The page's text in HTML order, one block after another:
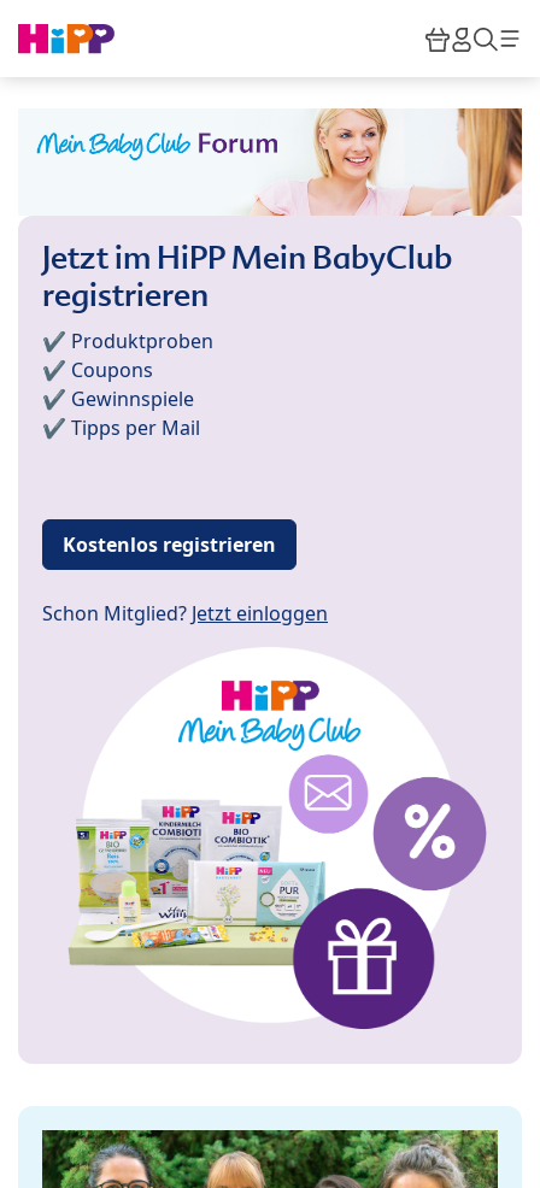
HiPP
Jetzt im HiPP Mein BabyClub
registrieren
✔️ Produktproben
✔️ Coupons
✔️ Gewinnspiele
✔️ Tipps per Mail
Kostenlos registrieren
Schon Mitglied? Jetzt einloggen